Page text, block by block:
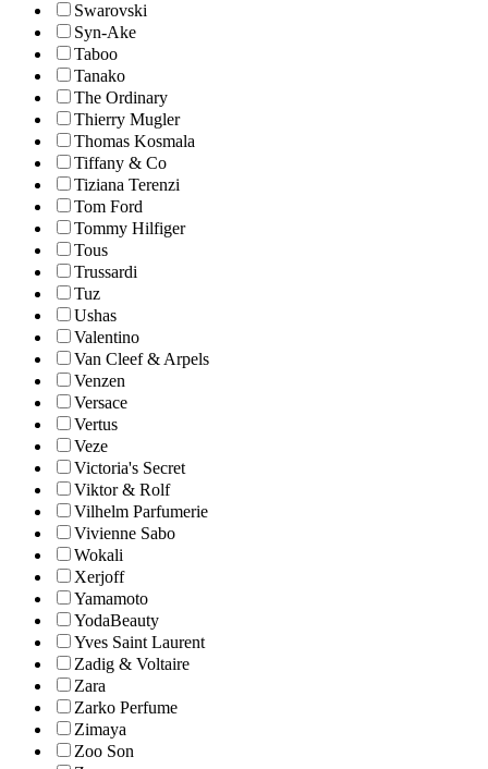
Swarovski
Syn-Ake
Taboo
Tanako
The Ordinary
Thierry Mugler
Thomas Kosmala
Tiffany & Co
Tiziana Terenzi
Tom Ford
Tommy Hilfiger
Tous
Trussardi
Tuz
Ushas
Valentino
Van Cleef & Arpels
Venzen
Versace
Vertus
Veze
Victoria's Secret
Viktor & Rolf
Vilhelm Parfumerie
Vivienne Sabo
Wokali
Xerjoff
Yamamoto
YodaBeauty
Yves Saint Laurent
Zadig & Voltaire
Zara
Zarko Perfume
Zimaya
Zoo Son